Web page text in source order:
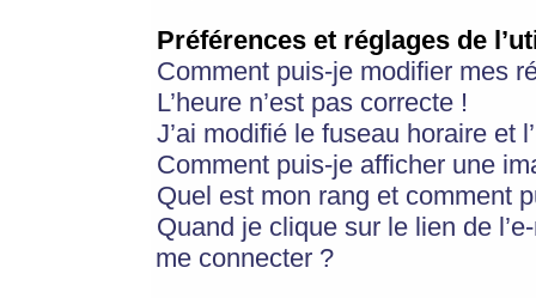
Préférences et réglages de
Comment puis-je modifier mes
L’heure n’est pas correcte !
J’ai modifié le fuseau horaire et
Comment puis-je afficher une
Quel est mon rang et comment
Quand je clique sur le lien de
me connecter ?